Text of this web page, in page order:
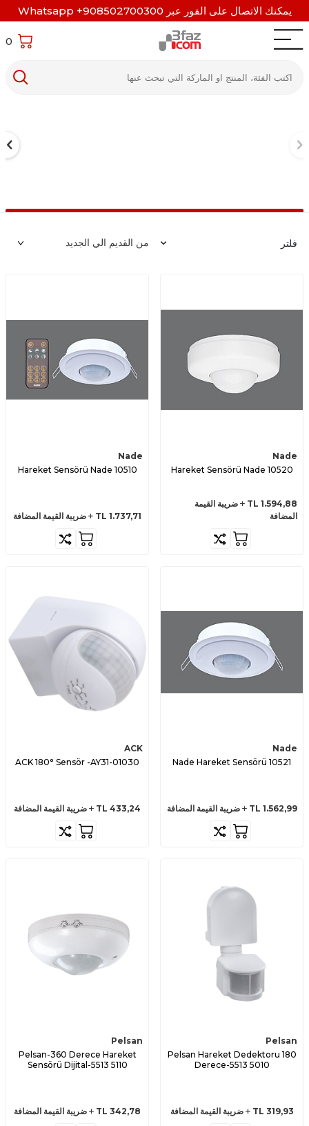
يمكنك الاتصال على الفور عبر Whatsapp +908502700300
0
فلتر
Nade
10520 Hareket Sensörü Nade
1.594,88
ضريبة القيمة
المضافة
Nade
Hareket Sensörü Nade 10510
1.737,71 ضريبة القيمة المضافة
Nade
Nade Hareket Sensörü 10521
1.562,99 ضريبة القيمة المضافة
ACK
ACK 180° Sensör -AY31-01030
433,24 ضريبة القيمة المضافة
Pelsan
Pelsan Hareket Dedektoru 180
Derece-5513 5010
319,93 ضريبة القيمة المضافة
Pelsan
Pelsan-360 Derece Hareket
Sensörü Dijital-5513 5110
342,78 ضريبة القيمة المضافة